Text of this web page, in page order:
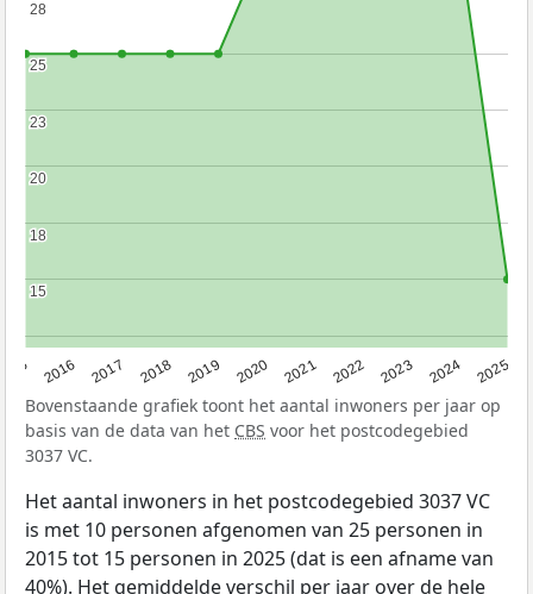
2016 2017 2018 2019 2020 2021 2022 2023 2024 2025
15
15
18
18
20
20
23
23
25
25
28
28
Bovenstaande grafiek toont het aantal inwoners per jaar op
basis van de data van het CBS voor het postcodegebied
3037 VC.
Het aantal inwoners in het postcodegebied 3037 VC
is met 10 personen afgenomen van 25 personen in
2015 tot 15 personen in 2025 (dat is een afname van
40%). Het gemiddelde verschil per jaar over de hele